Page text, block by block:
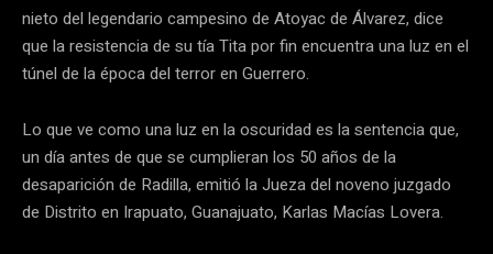
nieto del legendario campesino de Atoyac de Álvarez, dice
que la resistencia de su tía Tita por fin encuentra una luz en el
túnel de la época del terror en Guerrero.
Lo que ve como una luz en la oscuridad es la sentencia que,
un día antes de que se cumplieran los 50 años de la
desaparición de Radilla, emitió la Jueza del noveno juzgado
de Distrito en Irapuato, Guanajuato, Karlas Macías Lovera.